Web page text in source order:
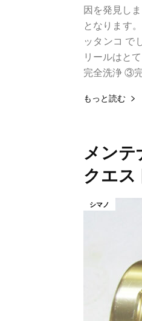
因を発見し
となります
ッタンコ で
リールはと
完全洗浄 ③
もっと読む
メンテ
クエス
シマノ